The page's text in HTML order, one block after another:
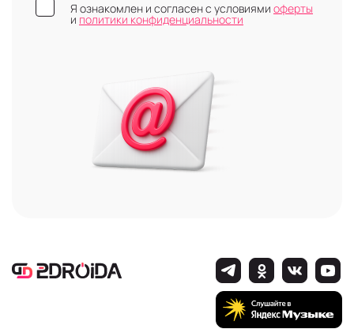
Я ознакомлен и согласен с условиями оферты
и политики конфиденциальности